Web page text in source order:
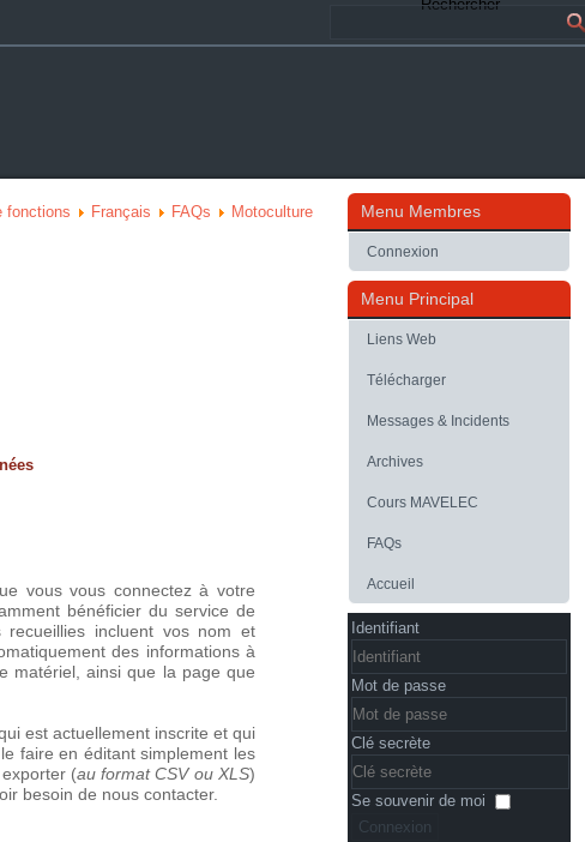
Rechercher
fonctions Français FAQs
Motoculture
vous vous connectez à votre
bénéficier du service de
recueillies incluent vos nom et
des informations à
matériel, ainsi que la page que
est actuellement inscrite et qui
faire en éditant simplement les
(au format CSV ou XLS)
besoin de nous contacter.
Menu Membres
Connexion
Menu Principal
Liens Web
Télécharger
Messages & Incidents
Archives
Cours MAVELEC
FAQs
Accueil
Identifiant
Mot de passe
Clé secrète
Se souvenir de moi
Connexion